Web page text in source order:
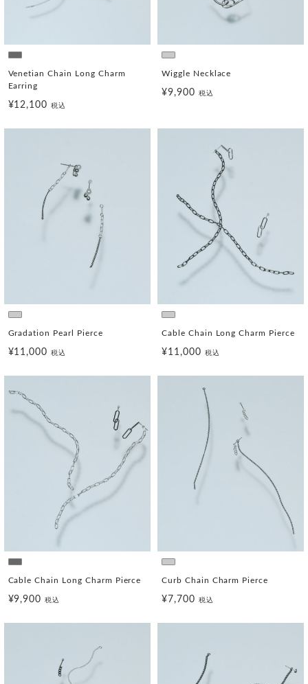
Venetian Chain Long Charm
Earring
¥12,100税込
Wiggle Necklace
¥9,900 税込
Gradation Pearl Pierce
¥11,000税込
Cable Chain Long Charm Pierce
¥11,000 税込
Cable Chain Long Charm Pierce
¥9,900税込
Curb Chain Charm Pierce
¥7,700 税込